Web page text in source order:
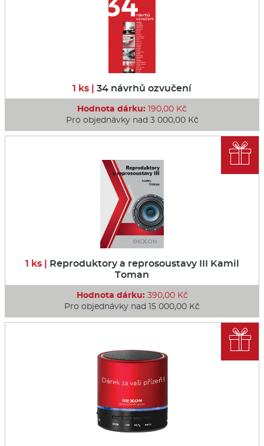
1 ks | 34 návrhů ozvučení
Hodnota dárku: 190,00 Kč
Pro objednávky nad 3 000,00 Kč
1 ks | Reproduktory a reprosoustavy III Kamil
Toman
Hodnota dárku:390,00 Kč
Pro objednávky nad 15 000,00 Kč

